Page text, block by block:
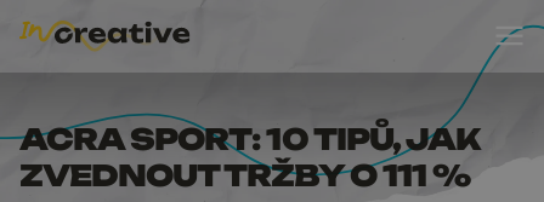
ACRA SPORT: 10 TIPŮ,
ACRA SPORT: 10 TIPŮ, JAK
ZVEDNOUT TRŽBY O 111 %